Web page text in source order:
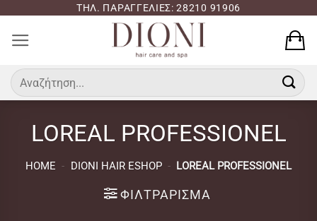
περιεχόμενο
ΤΗΛ. ΠΑΡΑΓΓΕΛΙΕΣ: 28210 91906
Αναζήτηση
για:
LOREAL PROFESSIONEL
HOME - DIONI HAIR ESHOP - LOREAL PROFESSIONEL
ΦΙΛΤΡΆΡΙΣΜΑ